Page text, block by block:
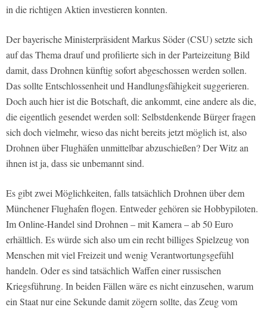
in die richtigen Aktien investieren konnten.
Der bayerische Ministerpräsident Markus Söder (CSU) setzte sich
auf das Thema drauf und profilierte sich in der Parteizeitung Bild
damit, dass Drohnen künftig sofort abgeschossen werden sollen.
Das sollte Entschlossenheit und Handlungsfähigkeit suggerieren.
Doch auch hier ist die Botschaft, die ankommt, eine andere als die,
die eigentlich gesendet werden soll: Selbstdenkende Bürger fragen
sich doch vielmehr, wieso das nicht bereits jetzt möglich ist, also
Drohnen über Flughäfen unmittelbar abzuschießen? Der Witz an
ihnen ist ja, dass sie unbemannt sind.
Es gibt zwei Möglichkeiten, falls tatsächlich Drohnen über dem
Münchener Flughafen flogen. Entweder gehören sie Hobbypiloten.
Im Online-Handel sind Drohnen – mit Kamera – ab 50 Euro
erhältlich. Es würde sich also um ein recht billiges Spielzeug von
Menschen mit viel Freizeit und wenig Verantwortungsgefühl
handeln. Oder es sind tatsächlich Waffen einer russischen
Kriegsführung. In beiden Fällen wäre es nicht einzusehen, warum
ein Staat nur eine Sekunde damit zögern sollte, das Zeug vom